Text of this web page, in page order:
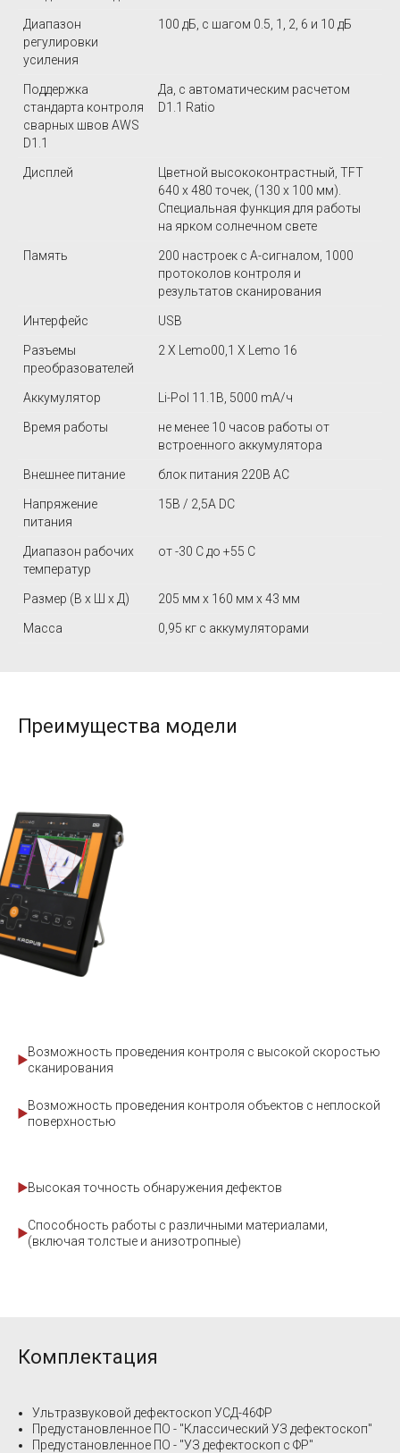
Диапазон
регулировки
усиления
100 дБ, с шагом 0.5, 1, 2, 6 и 10 дБ
Поддержка
стандарта контроля
сварных швов AWS
D1.1
Да, с автоматическим расчетом
D1.1 Ratio
Дисплей
Цветной высококонтрастный, TFT
640 х 480 точек, (130 х 100 мм).
Специальная функция для работы
на ярком солнечном свете
Память
200 настроек с А-сигналом, 1000
протоколов контроля и
результатов сканирования
Интерфейс USB
Разъемы
преобразователей
2 Х Lemo00,1 Х Lemo 16
Аккумулятор Li-Pol 11.1В, 5000 mА/ч
Время работы
не менее 10 часов работы от
встроенного аккумулятора
Внешнее питание блок питания 220В AC
Напряжение
питания
15В / 2,5А DC
Диапазон рабочих
температур
от -30 C до +55 C
Размер (В x Ш x Д) 205 мм x 160 мм x 43 мм
Масса 0,95 кг с аккумуляторами
Преимущества модели
Высокая точность обнаружения дефектов
Способность работы с различными материалами,
(включая толстые и анизотропные)
Возможность проведения контроля с высокой скоростью
сканирования
Возможность проведения контроля объектов с неплоской
поверхностью
Комплектация
Ультразвуковой дефектоскоп УСД-46ФР
Предустановленное ПО - "Классический УЗ дефектоскоп"
Предустановленное ПО - "УЗ дефектоскоп с ФР"